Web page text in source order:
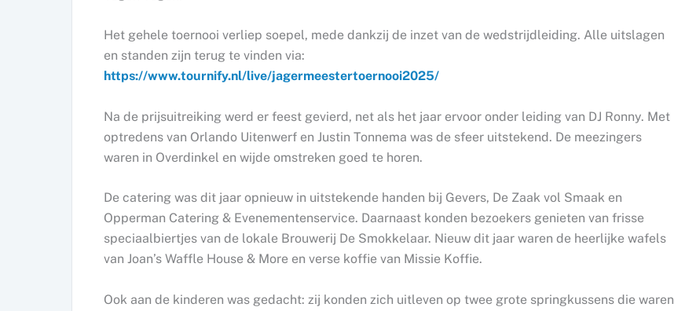
Het gehele toernooi verliep soepel, mede dankzij de inzet van de wedstrijdleiding. Alle uitslagen
en standen zijn terug te vinden via:
https://www.tournify.nl/live/jagermeestertoernooi2025/
Na de prijsuitreiking werd er feest gevierd, net als het jaar ervoor onder leiding van DJ Ronny. Met
optredens van Orlando Uitenwerf en Justin Tonnema was de sfeer uitstekend. De meezingers
waren in Overdinkel en wijde omstreken goed te horen.
De catering was dit jaar opnieuw in uitstekende handen bij Gevers, De Zaak vol Smaak en
Opperman Catering & Evenementenservice. Daarnaast konden bezoekers genieten van frisse
speciaalbiertjes van de lokale Brouwerij De Smokkelaar. Nieuw dit jaar waren de heerlijke wafels
van Joan’s Waffle House & More en verse koffie van Missie Koffie.
Ook aan de kinderen was gedacht: zij konden zich uitleven op twee grote springkussens die waren